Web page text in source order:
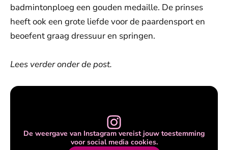
badmintonploeg een gouden medaille. De prinses
heeft ook een grote liefde voor de paardensport en
beoefent graag dressuur en springen.
Lees verder onder de post.
De weergave van Instagram vereist jouw toestemming
voor social media cookies.